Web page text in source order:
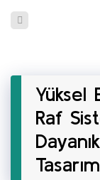
Yüksel
Raf